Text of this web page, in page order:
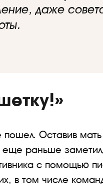
даже
Оставив
еще раньше
с помощью
в том числе